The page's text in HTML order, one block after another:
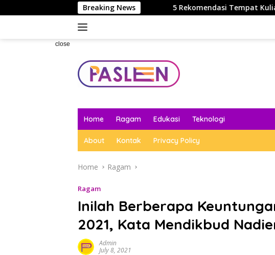
to
Breaking News5 Rekomendasi Tempat Kuliah Terbaik di
close
Home Ragam Edukasi Teknologi
About Kontak Privacy Policy
Home Ragam
Ragam
Inilah Berberapa
2021, Kata Mendikbud
Admin
July 8, 2021